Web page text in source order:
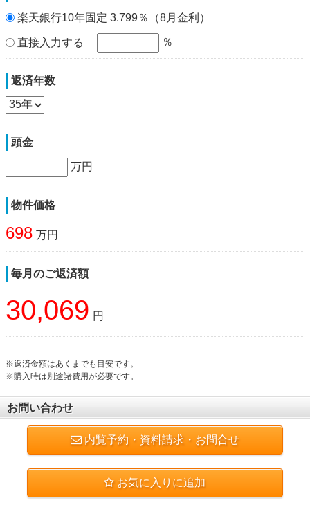
楽天銀行10年固定 3.799％（8月金利）
直接入力する ％
返済年数
頭金
万円
物件価格
698 万円
毎月のご返済額
30,069 円
※返済金額はあくまでも目安です。
※購入時は別途諸費用が必要です。
お問い合わせ
内覧予約・資料請求・お問合せ
お気に入りに追加